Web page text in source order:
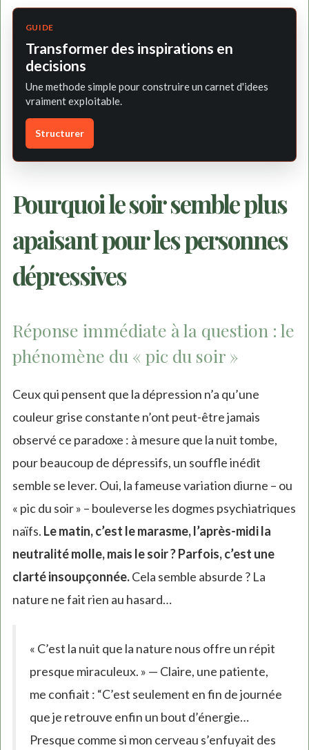
GUIDE
Transformer des inspirations en
decisions
Une methode simple pour construire un carnet d'idees
vraiment exploitable.
Structurer
Pourquoi le soir semble plus
apaisant pour les personnes
dépressives
Réponse immédiate à la question : le
phénomène du « pic du soir »
Ceux qui pensent que la dépression n’a qu’une
couleur grise constante n’ont peut-être jamais
observé ce paradoxe : à mesure que la nuit tombe,
pour beaucoup de dépressifs, un souffle inédit
semble se lever. Oui, la fameuse variation diurne – ou
« pic du soir » – bouleverse les dogmes psychiatriques
naïfs. Le matin, c’est le marasme, l’après-midi la
neutralité molle, mais le soir ? Parfois, c’est une
clarté insoupçonnée.Cela semble absurde ? La
nature ne fait rien au hasard…
« C’est la nuit que la nature nous offre un répit
presque miraculeux. » — Claire, une patiente,
me confiait : “C’est seulement en fin de journée
que je retrouve enfin un bout d’énergie…
Presque comme si mon cerveau s’enfuyait des